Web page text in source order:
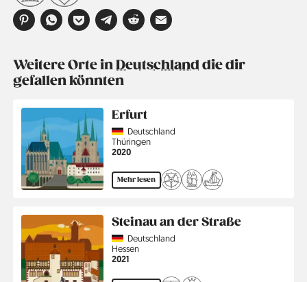
Weitere Orte inDeutschlanddie dir
gefallen könnten
Erfurt
CountryDeutschland
Region
Thüringen
Jahr
2020
Mehr lesen
Steinau an der Straße
CountryDeutschland
Region
Hessen
Jahr
2021